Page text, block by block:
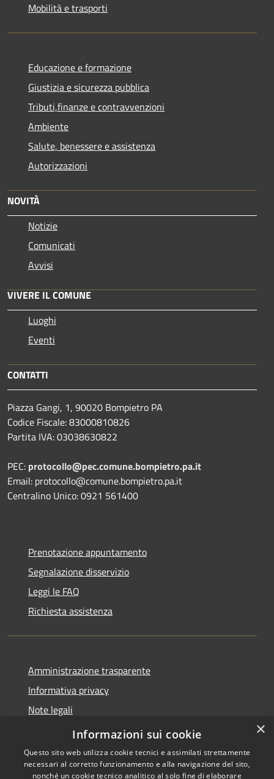
Mobilità e trasporti
Educazione e formazione
Giustizia e sicurezza pubblica
Tributi,finanze e contravvenzioni
Ambiente
Salute, benessere e assistenza
Autorizzazioni
NOVITÀ
Notizie
Comunicati
Avvisi
VIVERE IL COMUNE
Luoghi
Eventi
CONTATTI
Piazza Gangi, 1, 90020 Bompietro PA
Codice Fiscale: 83000810826
Partita IVA: 03038630822
PEC: protocollo@pec.comune.bompietro.pa.it
Email: protocollo@comune.bompietro.pa.it
Centralino Unico: 0921 561400
Prenotazione appuntamento
Segnalazione disservizio
Leggi le FAQ
Richiesta assistenza
Amministrazione trasparente
Informativa privacy
Note legali
Dichiarazione di accessibilità
×
Informazioni sui cookie
Questo sito web utilizza cookie tecnici e assimilati strettamente
necessari al corretto funzionamento e alla navigazione del sito,
nonché un cookie tecnico analitico al solo fine di elaborare